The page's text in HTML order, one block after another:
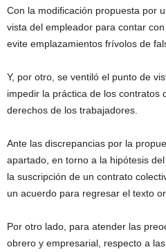
Con la modificación propuesta por
vista del empleador para contar
evite emplazamientos frívolos de
Y, por otro, se ventiló el punto de
impedir la práctica de los contratos
derechos de los trabajadores.
Ante las discrepancias por la
apartado, en torno a la hipótesis
la suscripción de un contrato
un acuerdo para regresar el texto
Por otro lado, para atender las
obrero y empresarial, respecto a